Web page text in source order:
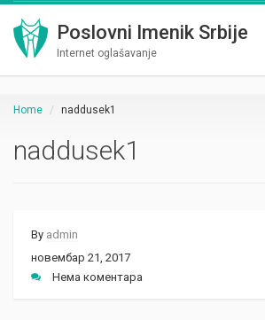
Poslovni Imenik Srbije
Internet oglašavanje
Home naddusek1
naddusek1
By admin
новембар 21, 2017
Нема коментара